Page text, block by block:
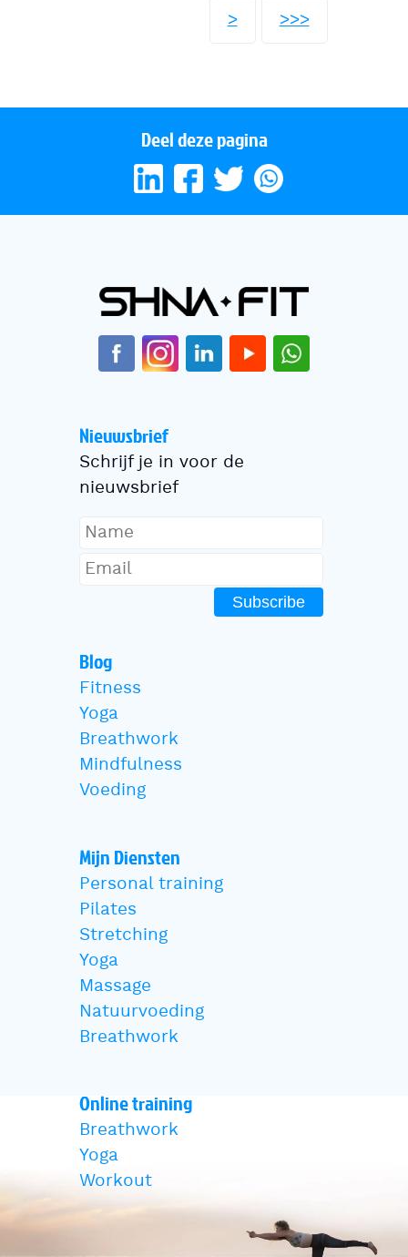
> >>>
Deel deze pagina
Nieuwsbrief
Schrijf je in voor de
nieuwsbrief
Subscribe
Blog
Fitness
Yoga
Breathwork
Mindfulness
Voeding
Mijn Diensten
Personal training
Pilates
Stretching
Yoga
Massage
Natuurvoeding
Breathwork
Online training
Breathwork
Yoga
Workout